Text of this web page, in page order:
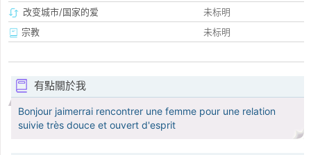
改变城市/国家的爱
未标明
宗教
未标明
有點關於我
Bonjour jaimerrai rencontrer une femme pour une relation
suivie très douce et ouvert d'esprit